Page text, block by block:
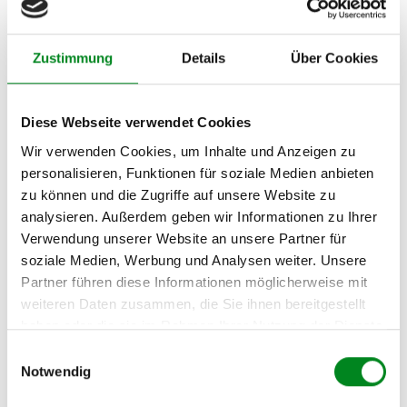
Zustimmung Details Über Cookies
Diese Webseite verwendet Cookies
Wir verwenden Cookies, um Inhalte und Anzeigen zu
personalisieren, Funktionen für soziale Medien anbieten
zu können und die Zugriffe auf unsere Website zu
analysieren. Außerdem geben wir Informationen zu Ihrer
Verwendung unserer Website an unsere Partner für
soziale Medien, Werbung und Analysen weiter. Unsere
Partner führen diese Informationen möglicherweise mit
weiteren Daten zusammen, die Sie ihnen bereitgestellt
haben oder die sie im Rahmen Ihrer Nutzung der Dienste
Notwendig
RENAULT MASTER
2188
4
(ED/HD/UD) 2.2 dCI
90
Zur exakten Fahrzeug-Identifizierung können Sie auch unseren
Support kontaktieren (
Chat , Telefon oder E-Mail).
Wir benötigen folgende Fahrzeugdaten:Schlüsselnummer
(2.1) und zu 3 (2.2) oder Fahrgestellnummer.
Passendes Fahrzeug nicht dabei?
Oder einfach